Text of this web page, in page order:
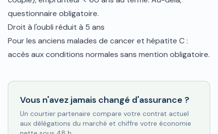
questionnaire obligatoire.
Droit à l'oubli réduit à 5 ans
Pour les anciens malades de cancer et hépatite C :
accès aux conditions normales sans mention obligatoire.
Vous n'avez jamais changé d'assurance ?
Un courtier partenaire compare votre contrat actuel
aux délégations du marché et chiffre votre économie